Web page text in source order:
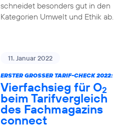
schneidet besonders gut in den
Kategorien Umwelt und Ethik ab.
11. Januar 2022
ERSTER GROSSER TARIF-CHECK 2022:
Vierfachsieg für O2
beim Tarifvergleich
des Fachmagazins
connect